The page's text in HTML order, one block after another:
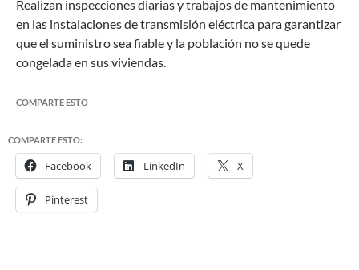
Realizan inspecciones diarias y trabajos de mantenimiento
en las instalaciones de transmisión eléctrica para garantizar
que el suministro sea fiable y la población no se quede
congelada en sus viviendas.
COMPARTE ESTO
COMPARTE ESTO:
Facebook LinkedIn X
Pinterest